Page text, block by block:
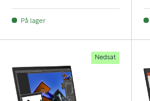
På lager
Nedsat